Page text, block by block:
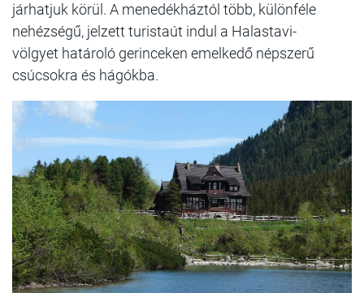
járhatjuk körül. A menedékháztól több, különféle
nehézségű, jelzett turistaút indul a Halastavi-
völgyet határoló gerinceken emelkedő népszerű
csúcsokra és hágókba.